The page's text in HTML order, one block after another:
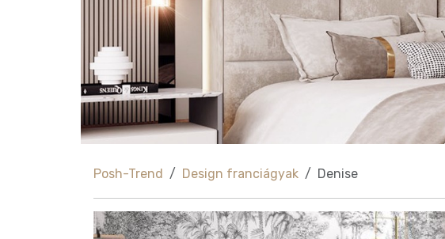
Posh-Trend Design franciágyak Denise